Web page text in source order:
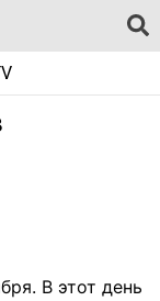
В этот день